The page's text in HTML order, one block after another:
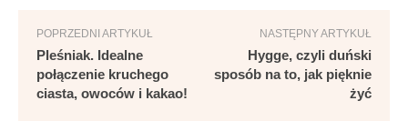
POPRZEDNI ARTYKUŁ
Pleśniak. Idealne
połączenie kruchego
ciasta, owoców i kakao!
NASTĘPNY ARTYKUŁ
Hygge, czyli duński
sposób na to, jak pięknie
żyć